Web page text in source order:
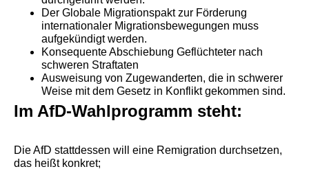
Der Globale Migrationspakt zur Förderung
internationaler Migrationsbewegungen muss
aufgekündigt werden.
Konsequente Abschiebung Geflüchteter nach
schweren Straftaten
Ausweisung von Zugewanderten, die in schwerer
Weise mit dem Gesetz in Konflikt gekommen sind.
Im AfD-Wahlprogramm steht:
Die AfD stattdessen will eine Remigration durchsetzen,
das heißt konkret;